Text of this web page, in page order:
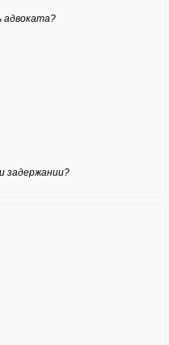
адвоката?
задержании?